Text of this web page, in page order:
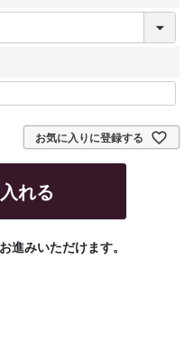
(
お気に入りに登録する
れる
進みいただけます。